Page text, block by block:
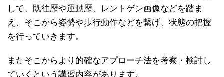
して、既往歴や運動歴、レントゲン画像などを踏ま
え、そこから姿勢や歩行動作などを繋げ、状態の把握
を行っていきます。
またそこからより的確なアプローチ法を考察・検討し
ていくという講習内容があります。